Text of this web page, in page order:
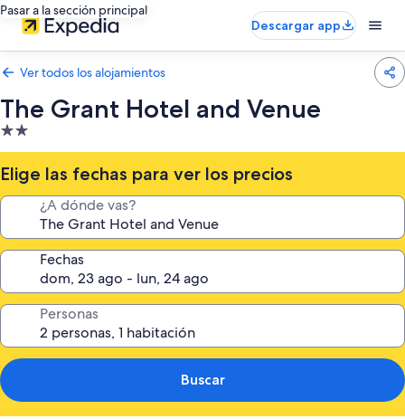
Pasar a la sección principal
Descargar app
Ver todos los alojamientos
The Grant Hotel and Venue
Alojamiento
de
2.0 estrellas
Elige las fechas para ver los precios
¿A dónde vas?
Fechas
Personas
Buscar